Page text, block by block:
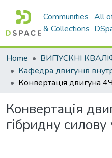
Communities
& Collections
All
Home
Конвертація
гібридну силову